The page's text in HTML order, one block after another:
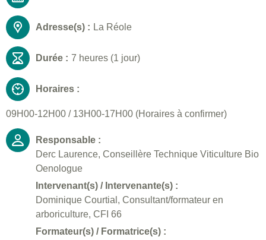
Adresse(s) : La Réole
Durée : 7 heures (1 jour)
Horaires :
09H00-12H00 / 13H00-17H00 (Horaires à confirmer)
Responsable :
Derc Laurence, Conseillère Technique Viticulture Bio
Oenologue
Intervenant(s) / Intervenante(s) :
Dominique Courtial, Consultant/formateur en
arboriculture, CFI 66
Formateur(s) / Formatrice(s) :